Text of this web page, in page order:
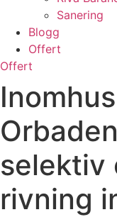
Sanering
Blogg
Offert
Offert
selektiv
rivning